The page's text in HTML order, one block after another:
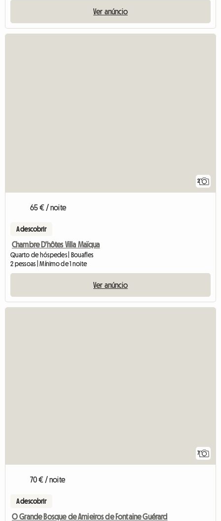
Ver anúncio
2
65 € / noite
A descobrir
Chambre D'hôtes Villa Maïqua
Quarto de hóspedes | Bouafles
2 pessoas | Mínimo de 1 noite
Ver anúncio
7
70 € / noite
A descobrir
O Grande Bosque de Amieiros de Fontaine Guérard